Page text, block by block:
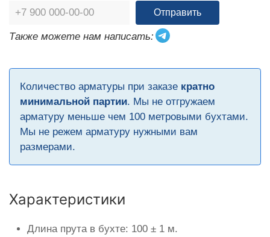
Отправить
Также можете нам написать:
Количество арматуры при заказе кратно
минимальной партии. Мы не отгружаем
арматуру меньше чем 100 метровыми бухтами.
Мы не режем арматуру нужными вам
размерами.
Характеристики
Длина прута в бухте: 100 ± 1 м.